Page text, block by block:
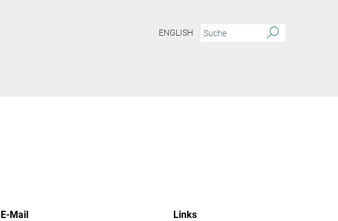
ENGLISH
E-Mail
Links